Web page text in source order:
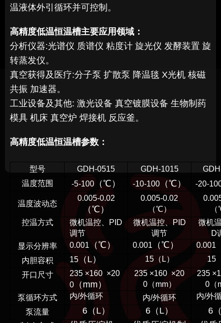
温液体外引循环并可控制。
高精度低温恒温槽主要应用领域：
分析仪器:光谱仪 质谱仪 粘度计 旋光仪 发酵装置 旋
转蒸发仪。
真空获得及医疗:分子泵 扩散泵 降温毯 X光机 核磁
共振 加速器。
工业设备及其他: 激光设备 真空镀膜设备 生物制药
模具 机床 真空炉 焊接机 反应釜。
高精度低温恒温槽参数：
型号 GDH-0515 GDH-1015
温度范围
-5-100 （℃） -10-100 （℃） -20-
温度波动态
0.005-0.02
（℃）
0.005-0.02
（℃）
控温方式
微机温控、PID
调节
微机温控、PID
调节
微机
D
显示分辨率
0.001 （℃） 0.001 （℃） 0.001
内胆容积 15 （L） 15（L）
15
开口尺寸
235 ×160 ×20
0 （mm）
235 ×160 ×20
0（mm）
235
0（
泵循环方式
内/外循环 内/外循环
内/外
泵流量
6（L） 6（L）
6